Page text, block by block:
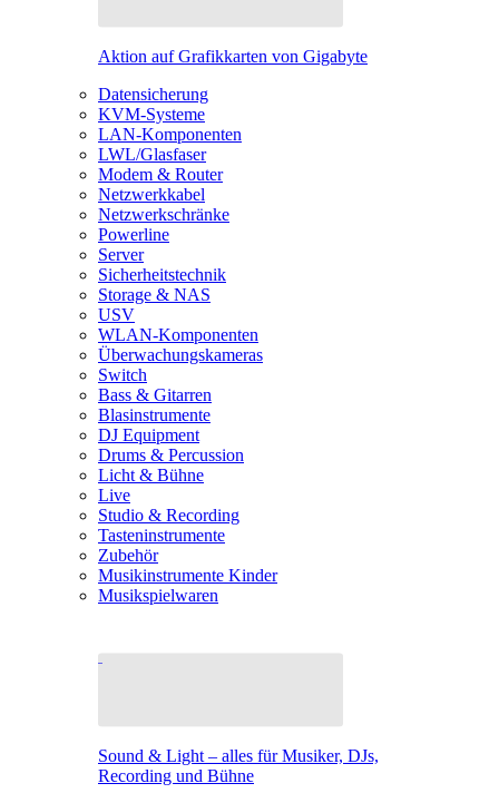
Aktion auf Grafikkarten von Gigabyte
Datensicherung
KVM-Systeme
LAN-Komponenten
LWL/Glasfaser
Modem & Router
Netzwerkkabel
Netzwerkschränke
Powerline
Server
Sicherheitstechnik
Storage & NAS
USV
WLAN-Komponenten
Überwachungskameras
Switch
Bass & Gitarren
Blasinstrumente
DJ Equipment
Drums & Percussion
Licht & Bühne
Live
Studio & Recording
Tasteninstrumente
Zubehör
Musikinstrumente Kinder
Musikspielwaren
Sound & Light – alles für Musiker, DJs,
Recording und Bühne